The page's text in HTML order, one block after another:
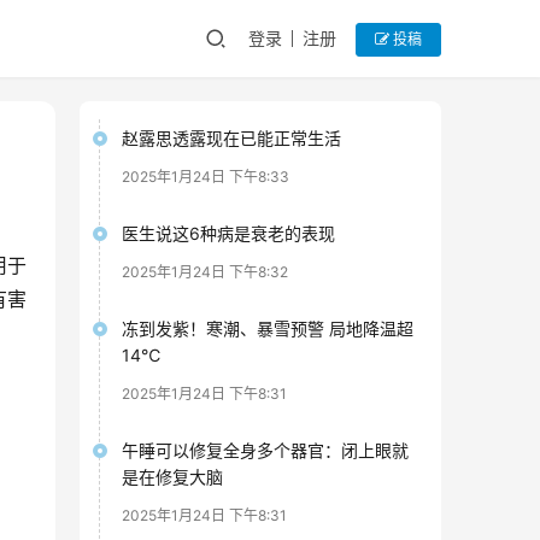
登录 注册 投稿
于
害
赵露思透露现在已能正常生活
2025年1月24日 下午8:33
医生说这6种病是衰老的表现
2025年1月24日 下午8:32
冻到发紫！寒潮、暴雪预警 局地降温超
14℃
2025年1月24日 下午8:31
午睡可以修复全身多个器官：闭上眼就
是在修复大脑
2025年1月24日 下午8:31